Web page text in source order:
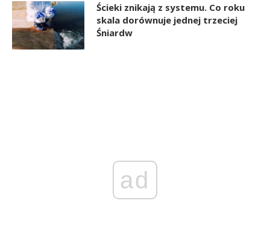
Ścieki znikają z systemu. Co roku
skala dorównuje jednej trzeciej
Śniardw
ad